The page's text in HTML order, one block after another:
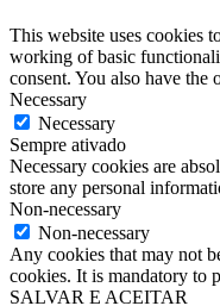
This website uses cookies
working of basic
consent. You also have
Necessary
Necessary
Sempre ativado
Necessary cookies are
store any personal
Non-necessary
Non-necessary
Any cookies that may not
cookies. It is mandatory to
SALVAR E ACEITAR